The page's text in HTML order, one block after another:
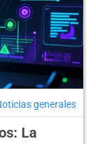
generales
La